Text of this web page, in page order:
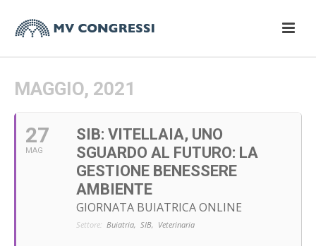
MAGGIO, 2021
27
MAG
SIB: VITELLAIA, UNO
SGUARDO AL FUTURO: LA
GESTIONE BENESSERE
AMBIENTE
GIORNATA BUIATRICA ONLINE
Settore: Buiatria, SIB, Veterinaria